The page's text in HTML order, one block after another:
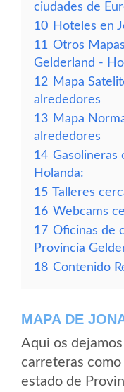
ciudades de
10 Hoteles en
11 Otros
Gelderland -
12 Mapa
alrededores
13 Mapa
alrededores
14 Gasolineras
Holanda:
15 Talleres
16 Webcams
17 Oficinas de
Provincia
18 Contenido
MAPA DE
Aqui os
carreteras como
estado de